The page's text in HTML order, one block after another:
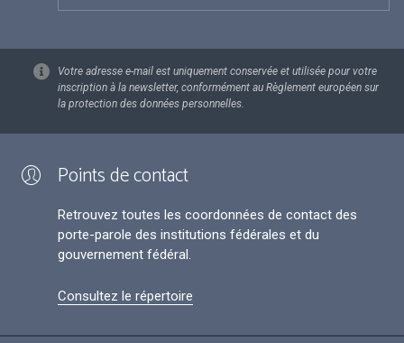
Votre adresse e-mail est uniquement conservée et utilisée pour votre
inscription à la newsletter, conformément au Règlement européen sur
la protection des données personnelles.
Points de contact
Retrouvez toutes les coordonnées de contact des
porte-parole des institutions fédérales et du
gouvernement fédéral.
Consultez le répertoire